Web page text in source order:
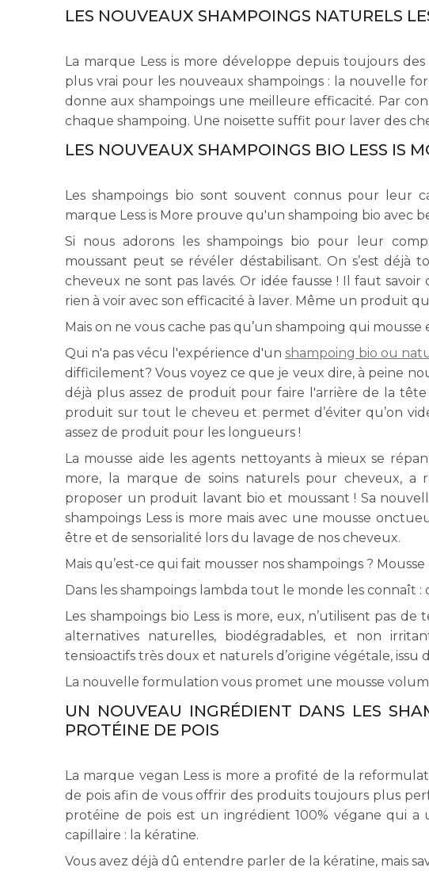
LES NOUVEAUX SHAMPOINGS NATURELS
La marque Less is more développe depuis toujours
plus vrai pour les nouveaux shampoings : la nouvelle
donne aux shampoings une meilleure efficacité. Par
chaque shampoing. Une noisette suffit pour laver des
LES NOUVEAUX SHAMPOINGS BIO LESS IS
Les shampoings bio sont souvent connus pour leur
marque Less is More prouve qu'un shampoing bio avec
Si nous adorons les shampoings bio pour leur
moussant peut se révéler déstabilisant. On s’est déjà
cheveux ne sont pas lavés. Or idée fausse ! Il faut
rien à voir avec son efficacité à laver. Même un produit
Mais on ne vous cache pas qu’un shampoing qui
Qui n'a pas vécu l'expérience d'unshampoing bio ou
difficilement? Vous voyez ce que je veux dire, à peine
déjà plus assez de produit pour faire l'arrière de la tête
produit sur tout le cheveu et permet d’éviter qu’on
assez de produit pour les longueurs !
La mousse aide les agents nettoyants à mieux se
more, la marque de soins naturels pour cheveux, a
proposer un produit lavant bio et moussant ! Sa
shampoings Less is more mais avec une mousse
être et de sensorialité lors du lavage de nos cheveux.
Mais qu’est-ce qui fait mousser nos shampoings ?
Dans les shampoings lambda tout le monde les connaît
Les shampoings bio Less is more, eux, n’utilisent pas
alternatives naturelles, biodégradables, et non
tensioactifs très doux et naturels d’origine végétale, issu
La nouvelle formulation vous promet une mousse
UN NOUVEAU INGRÉDIENT DANS LES
PROTÉINE DE POIS
La marque vegan Less is more a profité de la
de pois afin de vous offrir des produits toujours plus
protéine de pois est un ingrédient 100% végane qui
capillaire : la kératine.
Vous avez déjà dû entendre parler de la kératine, mais